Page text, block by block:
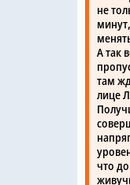
не
А так
там
лице
что